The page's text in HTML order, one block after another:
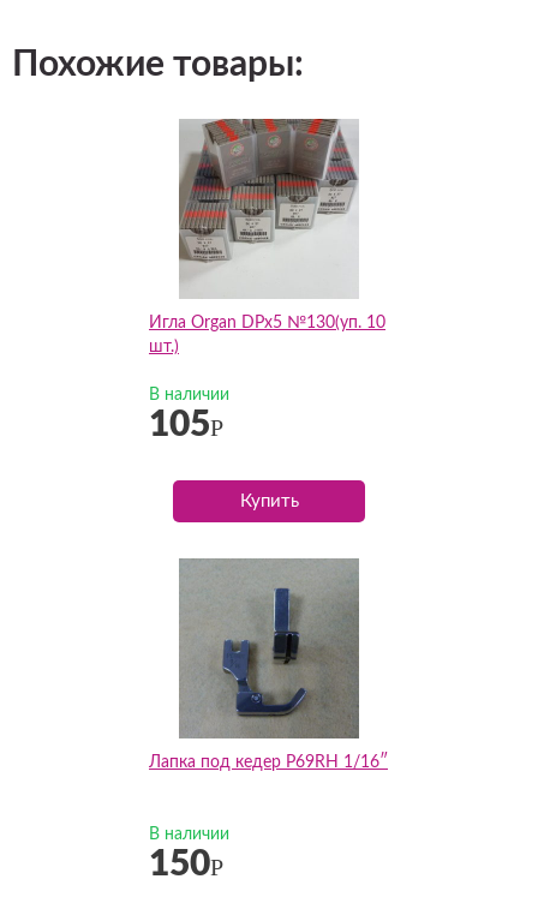
Похожие товары:
Игла Organ DPх5 №130(уп. 10
шт.)
В наличии
105Р
Купить
Лапка под кедер P69RH 1/16″
В наличии
150Р